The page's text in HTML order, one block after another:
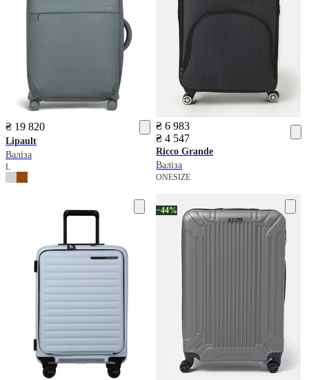
₴ 19 820
Lipault
Валіза
L
₴ 6 983
₴ 4 547
Ricco Grande
Валіза
ONESIZE
−44%